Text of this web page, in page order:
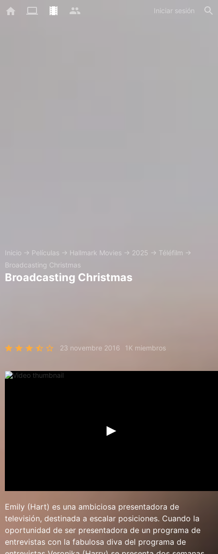
Iniciar sesión
Inicio → Películas → Hallmark Movies → 2025 → Téléfilm →
Broadcasting Christmas
Broadcasting Christmas
23 novembre 2016 1K miembros
Emily (Hart) es una ambiciosa presentadora de
televisión, destinada a escalar posiciones. Cuando la
oportunidad de ser presentadora de un programa de
entrevistas con la fabulosa diva del programa de